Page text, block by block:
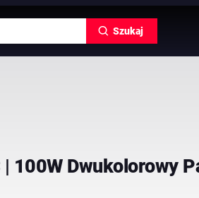
Szukaj
100W Dwukolorowy